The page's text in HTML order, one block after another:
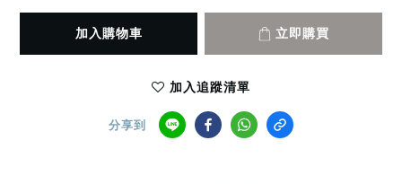
加入購物車 立即購買
加入追蹤清單
分享到